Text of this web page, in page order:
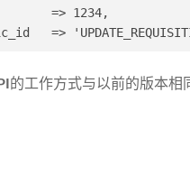
=> 1234,
=>
的工作方式与以前的版本